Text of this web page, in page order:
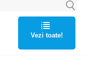
Vezi toate!